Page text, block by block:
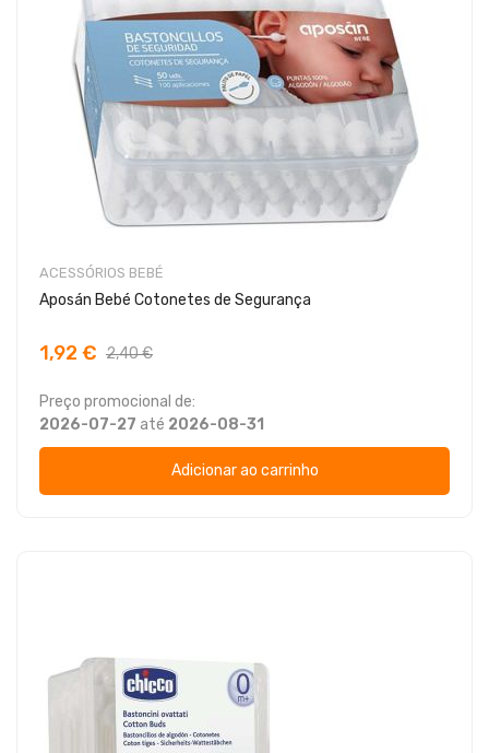
ACESSÓRIOS BEBÉ
Aposán Bebé Cotonetes de Segurança
1,92 € 2,40 €
Preço promocional de:
2026-07-27 até 2026-08-31
Adicionar ao carrinho